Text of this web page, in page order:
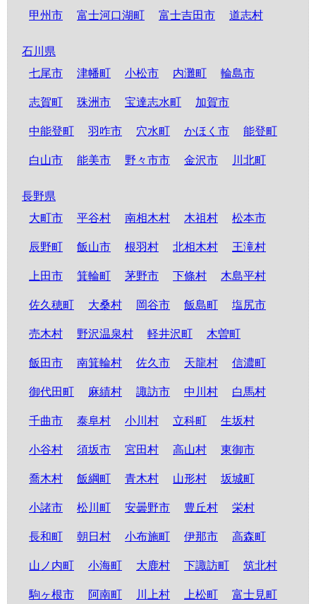
甲州市 富士河口湖町 富士吉田市 道志村
石川県
七尾市
津幡町 小松市 内灘町 輪島市
志賀町 珠洲市 宝達志水町 加賀市
中能登町 羽咋市 穴水町 かほく市 能登町
白山市 能美市 野々市市 金沢市 川北町
長野県
大町市
平谷村 南相木村 木祖村 松本市
辰野町 飯山市 根羽村 北相木村 王滝村
上田市 箕輪町 茅野市 下條村 木島平村
佐久穂町 大桑村 岡谷市 飯島町 塩尻市
売木村 野沢温泉村 軽井沢町 木曽町
飯田市 南箕輪村 佐久市 天龍村 信濃町
御代田町 麻績村 諏訪市 中川村 白馬村
千曲市 泰阜村 小川村 立科町 生坂村
小谷村 須坂市 宮田村 高山村 東御市
喬木村 飯綱町 青木村 山形村 坂城町
小諸市 松川町 安曇野市 豊丘村 栄村
長和町 朝日村 小布施町 伊那市 高森町
山ノ内町 小海町 大鹿村 下諏訪町 筑北村
駒ヶ根市 阿南町 川上村 上松町 富士見町